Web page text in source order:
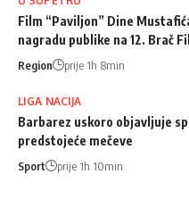
Film “Paviljon” Dine
nagradu publike na 12. Brač
Region prije 1h 8min
LIGA NACIJA
Barbarez uskoro objavljuje
predstojeće mečeve
Sport prije 1h 10min